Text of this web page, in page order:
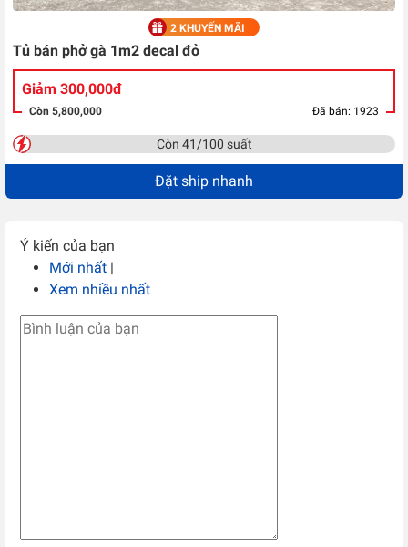
2 KHUYẾN MÃI
Tủ bán phở gà 1m2 decal đỏ
Giảm 300,000đ
Còn 5,800,000 Đã bán: 1923
Còn 41/100 suất
Đặt ship nhanh
Ý kiến của bạn
Mới nhất |
Xem nhiều nhất